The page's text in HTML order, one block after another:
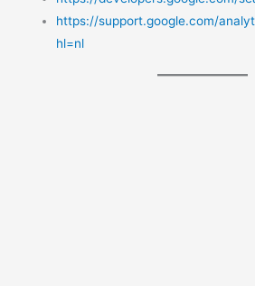
https://support.google.com/
hl=nl